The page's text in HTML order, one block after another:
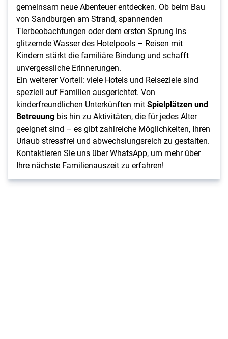
gemeinsam neue Abenteuer entdecken. Ob beim Bau
von Sandburgen am Strand, spannenden
Tierbeobachtungen oder dem ersten Sprung ins
glitzernde Wasser des Hotelpools – Reisen mit
Kindern stärkt die familiäre Bindung und schafft
unvergessliche Erinnerungen.
Ein weiterer Vorteil: viele Hotels und Reiseziele sind
speziell auf Familien ausgerichtet. Von
kinderfreundlichen Unterkünften mitSpielplätzen und
Betreuung bis hin zu Aktivitäten, die für jedes Alter
geeignet sind – es gibt zahlreiche Möglichkeiten, Ihren
Urlaub stressfrei und abwechslungsreich zu gestalten.
Kontaktieren Sie uns über WhatsApp, um mehr über
Ihre nächste Familienauszeit zu erfahren!